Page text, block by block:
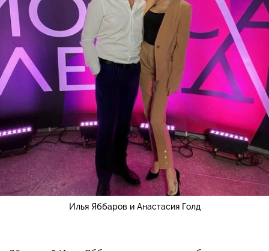
Илья Яббаров и Анастасия Голд